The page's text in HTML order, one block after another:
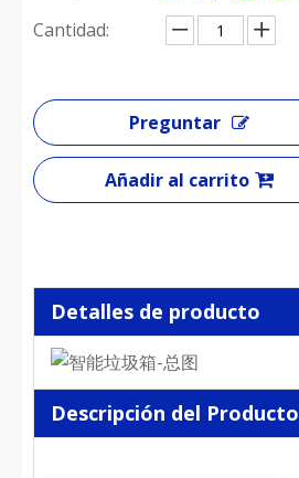
Cantidad:
Preguntar
Añadir al carrito
Detalles de producto
Descripción del Producto